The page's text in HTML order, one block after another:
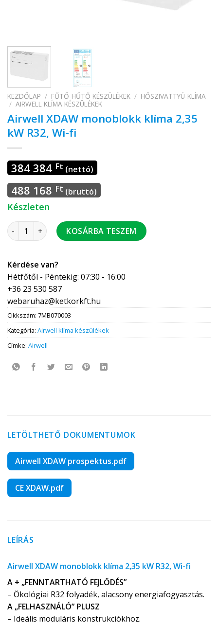
KEZDŐLAP / FŰTŐ-HŰTŐ KÉSZÜLÉKEK / HŐSZIVATTYÚ-KLÍMA
/ AIRWELL KLÍMA KÉSZÜLÉKEK
Airwell XDAW monoblokk klíma 2,35
kW R32, Wi-fi
384 384 Ft (nettó)
488 168 Ft (bruttó)
Készleten
Airwell XDAW monoblokk klíma 2,35 kW R32, Wi-fi mennyiség
KOSÁRBA TESZEM
Kérdése van?
Hétfőtől - Péntekig: 07:30 - 16:00
+36 23 530 587
webaruhaz@ketkorkft.hu
Cikkszám: 7MB070003
Kategória: Airwell klíma készülékek
Címke: Airwell
LETÖLTHETŐ DOKUMENTUMOK
Airwell XDAW prospektus.pdf
CE XDAW.pdf
LEÍRÁS
Airwell XDAW monoblokk klíma 2,35 kW R32, Wi-fi
A + „FENNTARTHATÓ FEJLŐDÉS”
– Ökológiai R32 folyadék, alacsony energiafogyasztás.
A „FELHASZNÁLÓ” PLUSZ
– Ideális moduláris konstrukciókhoz.